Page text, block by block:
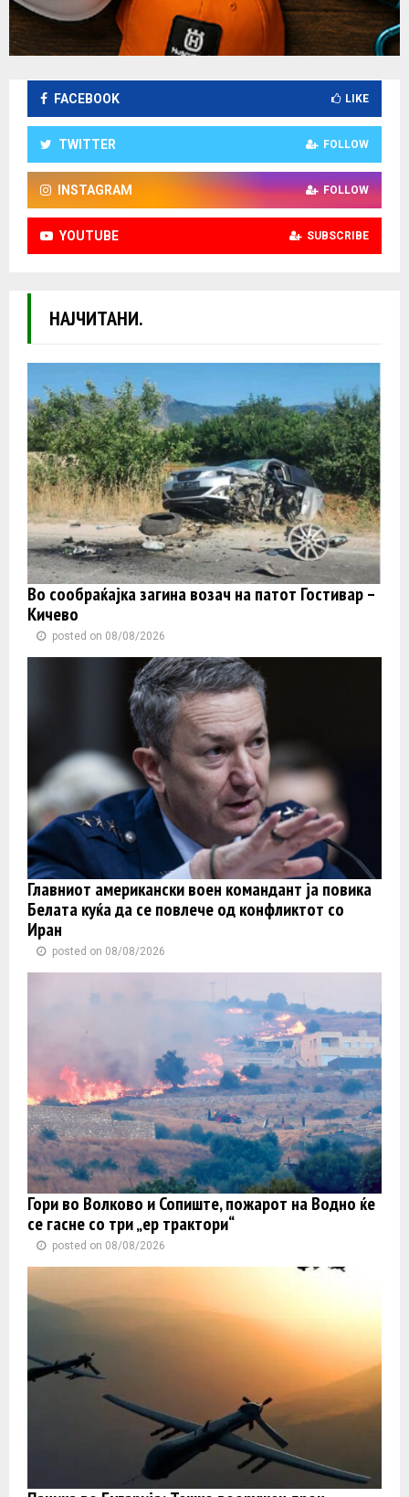
FACEBOOK LIKE
TWITTER FOLLOW
INSTAGRAM FOLLOW
YOUTUBE SUBSCRIBE
НАЈЧИТАНИ.
Во сообраќајка загина возач на патот Гостивар –
Кичево
posted on 08/08/2026
Главниот американски воен командант ја повика
Белата куќа да се повлече од конфликтот со
Иран
posted on 08/08/2026
Гори во Волково и Сопиште, пожарот на Водно ќе
се гасне со три „ер трактори“
posted on 08/08/2026